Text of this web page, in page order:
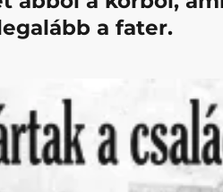
a fater.